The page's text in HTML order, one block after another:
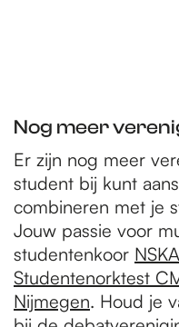
Nog meer
Er zijn nog meer
student bij kunt
combineren met je
Jouw passie voor
studentenkoor
Studentenorktest
Nijmegen. Houd je